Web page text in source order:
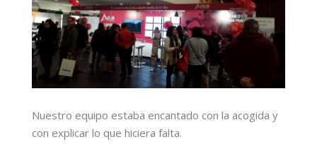
Nuestro equipo estaba encantado con la acogida y
con explicar lo que hiciera falta.